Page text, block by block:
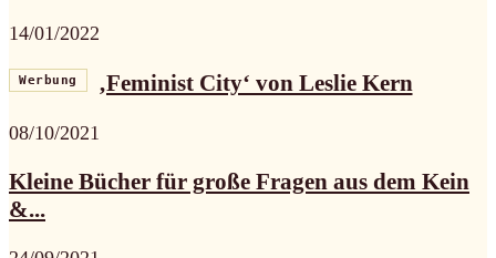
14/01/2022
Werbung ‚Feminist City‘ von Leslie Kern
08/10/2021
Kleine Bücher für große Fragen aus dem Kein
&...